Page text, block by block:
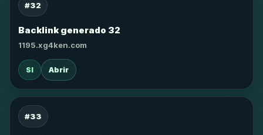
#32
Backlink generado 32
1195.xg4ken.com
SI Abrir
#33